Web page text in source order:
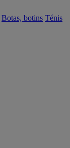
Botas, botins Ténis